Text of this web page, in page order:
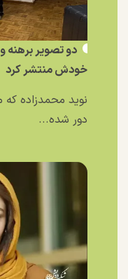
دو تصویر برهنه
خودش منتشر کرد
نوید محمدزاده
دور شده...